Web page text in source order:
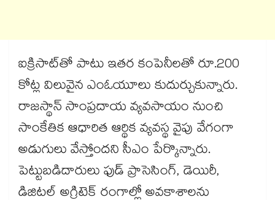
ఐక్రిసాట్‌తో పాటు ఇతర కంపెనీలతో రూ.200
కోట్ల విలువైన ఎంఓయూలు కుదుర్చుకున్నారు.
రాజస్థాన్ సాంప్రదాయ వ్యవసాయం నుంచి
సాంకేతిక ఆధారిత ఆర్థిక వ్యవస్థ వైపు వేగంగా
అడుగులు వేస్తోందని సీఎం పేర్కొన్నారు.
పెట్టుబడిదారులు ఫుడ్ ప్రాసెసింగ్, డెయిరీ,
డిజిటల్ అగ్రిటెక్ రంగాల్లో అవకాశాలను